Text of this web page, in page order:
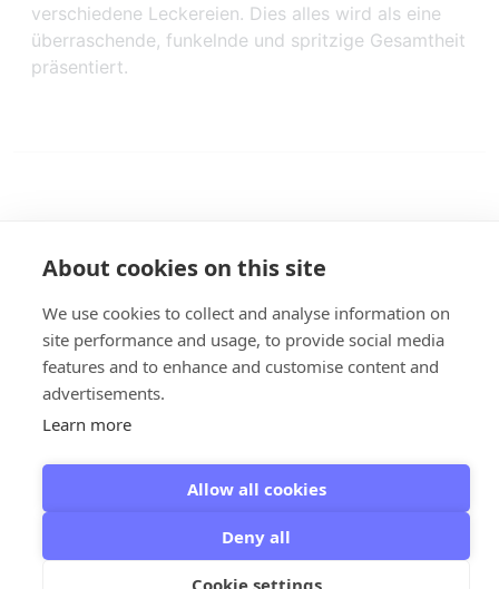
verschiedene Leckereien. Dies alles wird als eine
überraschende, funkelnde und spritzige Gesamtheit
präsentiert.
Giethoorn - Giethoorn Campaign © 2026
About cookies on this site
We use cookies to collect and analyse information on
site performance and usage, to provide social media
features and to enhance and customise content and
advertisements.
Learn more
Allow all cookies
Deny all
Cookie settings